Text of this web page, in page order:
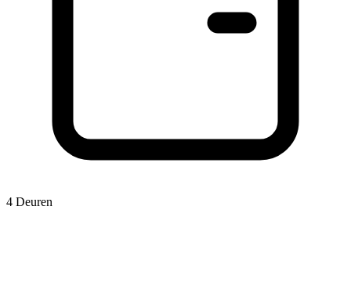
4 Deuren